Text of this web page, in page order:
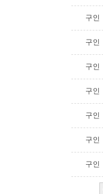
구인
구인
구인
구인
구인
구인
구인